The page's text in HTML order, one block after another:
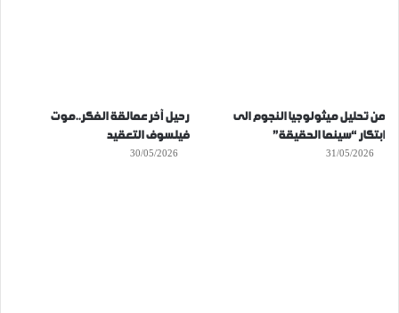
من تحليل ميثولوجيا النجوم الى
ابتكار “سينما الحقيقة”
31/05/2026
رحيل آخر عمالقة الفكر..موت
فيلسوف التعقيد
30/05/2026